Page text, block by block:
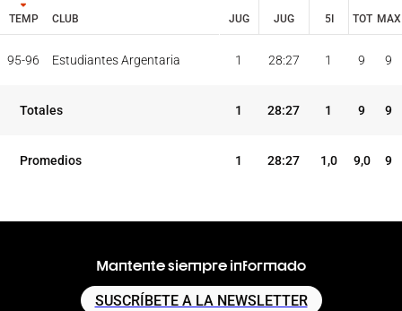
TEMP CLUB 5I
JUG JUG TOT MAX
TEMP
PAR MIN
5I
PUNTOS
95-96 Estudiantes Argentaria 1 28:27 1 9 9
Totales 1 28:27 1 9 9
Promedios 1 28:27 1,0 9,0 9
Mantente siempre informado
SUSCRÍBETE A LA NEWSLETTER